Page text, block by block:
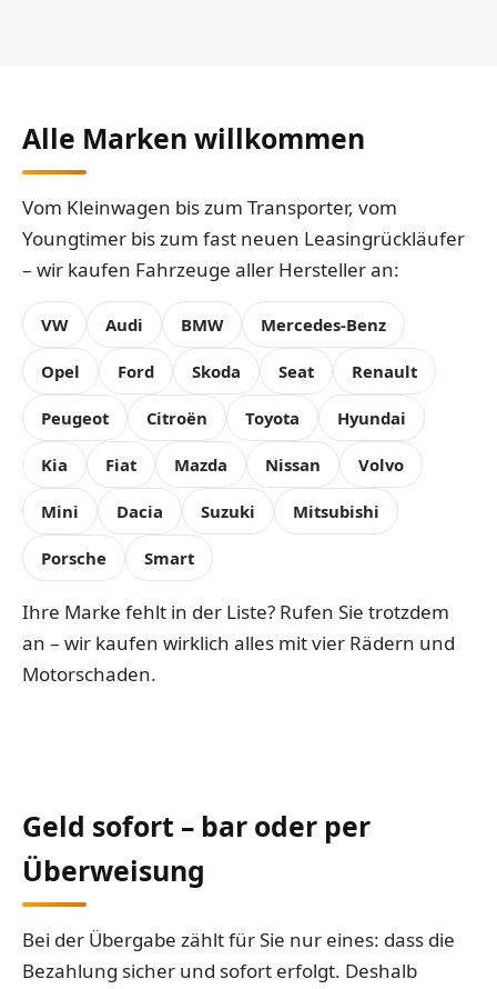
Alle Marken willkommen
Vom Kleinwagen bis zum Transporter, vom
Youngtimer bis zum fast neuen Leasingrückläufer
– wir kaufen Fahrzeuge aller Hersteller an:
VW Audi BMW Mercedes-Benz
Opel Ford Skoda Seat Renault
Peugeot Citroën Toyota Hyundai
Kia Fiat Mazda Nissan Volvo
Mini Dacia Suzuki Mitsubishi
Porsche Smart
Ihre Marke fehlt in der Liste? Rufen Sie trotzdem
an – wir kaufen wirklich alles mit vier Rädern und
Motorschaden.
Geld sofort – bar oder per
Überweisung
Bei der Übergabe zählt für Sie nur eines: dass die
Bezahlung sicher und sofort erfolgt. Deshalb